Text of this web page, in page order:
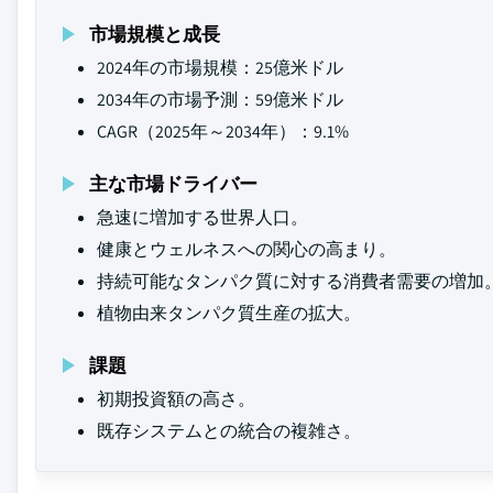
市場規模と成長
2024年の市場規模：25億米ドル
2034年の市場予測：59億米ドル
CAGR（2025年～2034年）：9.1%
主な市場ドライバー
急速に増加する世界人口。
健康とウェルネスへの関心の高まり。
持続可能なタンパク質に対する消費者需要の増加
植物由来タンパク質生産の拡大。
課題
初期投資額の高さ。
既存システムとの統合の複雑さ。